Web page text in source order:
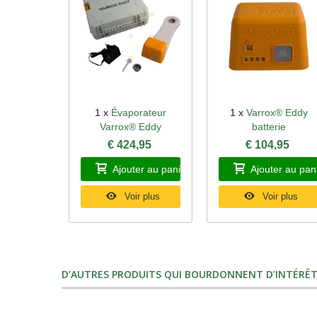
Aperçu rapide
1 x Évaporateur
Varrox® Eddy
€ 424,95
Ajouter au panier
Voir plus
Aperçu rapide
1 x Varrox® Eddy
batterie
€ 104,95
Ajouter au
Voir plus
D’AUTRES PRODUITS QUI BOURDONNENT